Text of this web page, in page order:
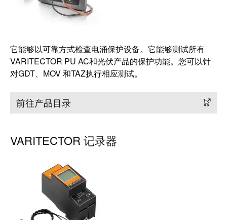
它能够以可靠方式检查电涌保护设备。它能够测试所有
VARITECTOR PU AC和光伏产品的保护功能。您可以针
对GDT、MOV 和TAZ执行相应测试。
前往产品目录
VARITECTOR 记录器